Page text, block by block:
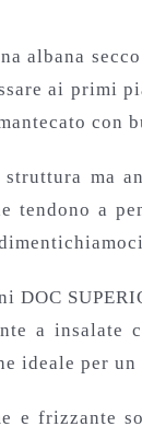
ai
con
tendono
DOC
a
ideale per
frizzante